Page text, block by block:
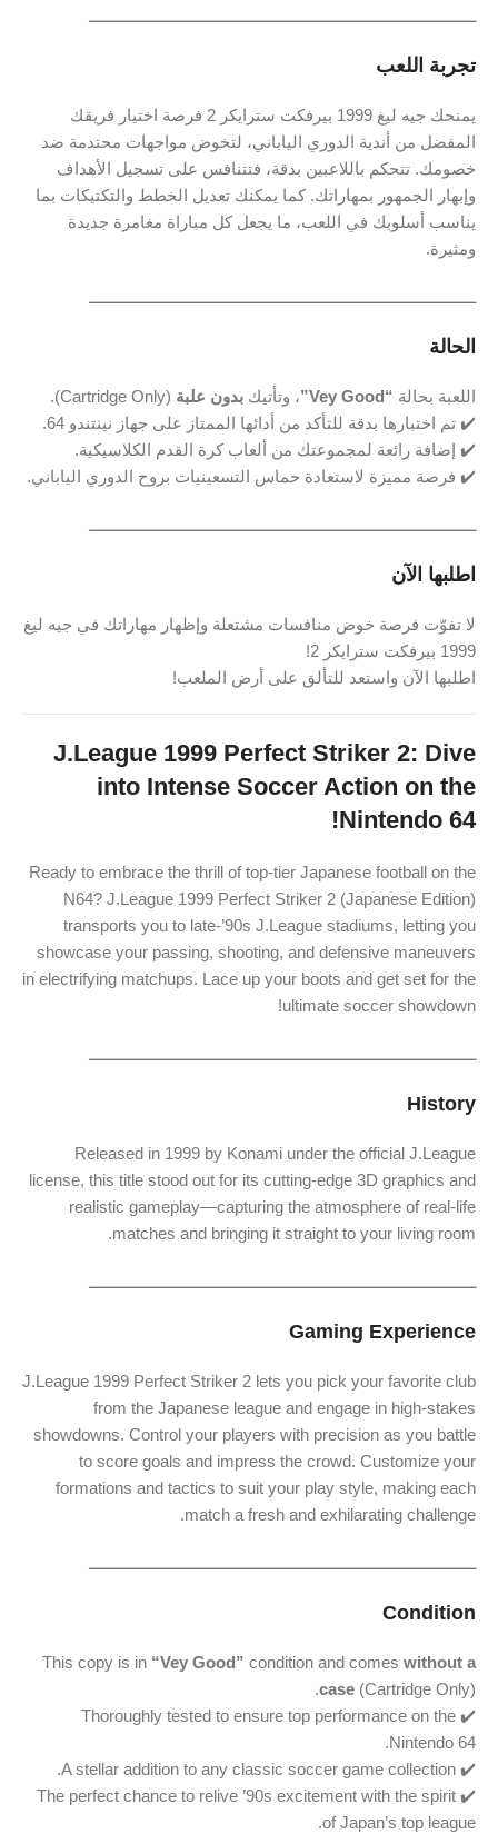
ـــــــــــــــــــــــــــــــــــــــــــــــــــــــــــــــــــــــــــــــــــــــ
تجربة اللعب
يمنحك جيه ليغ 1999 بيرفكت سترايكر 2 فرصة اختيار فريقك
المفضل من أندية الدوري الياباني، لتخوض مواجهات محتدمة ضد
خصومك. تتحكم باللاعبين بدقة، فتتنافس على تسجيل الأهداف
وإبهار الجمهور بمهاراتك. كما يمكنك تعديل الخطط والتكتيكات بما
يناسب أسلوبك في اللعب، ما يجعل كل مباراة مغامرة جديدة
ومثيرة.
ـــــــــــــــــــــــــــــــــــــــــــــــــــــــــــــــــــــــــــــــــــــــ
الحالة
اللعبة بحالة “Vey Good” ، وتأتيك بدون علبة (Cartridge Only).
✔️ تم اختبارها بدقة للتأكد من أدائها الممتاز على جهاز نينتندو 64.
✔️ إضافة رائعة لمجموعتك من ألعاب كرة القدم الكلاسيكية.
✔️ فرصة مميزة لاستعادة حماس التسعينيات بروح الدوري الياباني.
ـــــــــــــــــــــــــــــــــــــــــــــــــــــــــــــــــــــــــــــــــــــــ
اطلبها الآن
لا تفوّت فرصة خوض منافسات مشتعلة وإظهار مهاراتك في جيه ليغ
1999 بيرفكت سترايكر 2!
اطلبها الآن واستعد للتألق على أرض الملعب!
J.League 1999 Perfect Striker 2: Dive
into Intense Soccer Action on the
Nintendo 64!
Ready to embrace the thrill of top-tier Japanese football on the
N64? J.League 1999 Perfect Striker 2 (Japanese Edition)
transports you to late-’90s J.League stadiums, letting you
showcase your passing, shooting, and defensive maneuvers
in electrifying matchups. Lace up your boots and get set for the
ultimate soccer showdown!
ـــــــــــــــــــــــــــــــــــــــــــــــــــــــــــــــــــــــــــــــــــــــ
History
Released in 1999 by Konami under the official J.League
license, this title stood out for its cutting-edge 3D graphics and
realistic gameplay—capturing the atmosphere of real-life
matches and bringing it straight to your living room.
ـــــــــــــــــــــــــــــــــــــــــــــــــــــــــــــــــــــــــــــــــــــــ
Gaming Experience
J.League 1999 Perfect Striker 2 lets you pick your favorite club
from the Japanese league and engage in high-stakes
showdowns. Control your players with precision as you battle
to score goals and impress the crowd. Customize your
formations and tactics to suit your play style, making each
match a fresh and exhilarating challenge.
ـــــــــــــــــــــــــــــــــــــــــــــــــــــــــــــــــــــــــــــــــــــــ
Condition
This copy is in “Vey Good” condition and comes without a
case (Cartridge Only).
✔️ Thoroughly tested to ensure top performance on the
Nintendo 64.
✔️ A stellar addition to any classic soccer game collection.
✔️ The perfect chance to relive ’90s excitement with the spirit
of Japan’s top league.